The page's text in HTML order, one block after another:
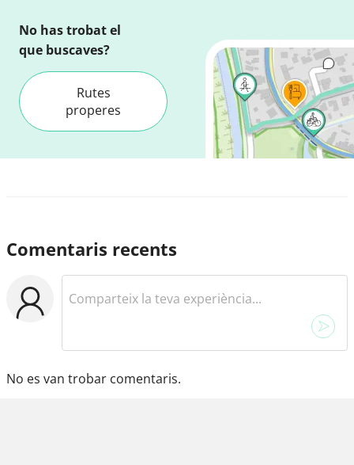
No has trobat el
que buscaves?
Rutes
properes
Comentaris recents
No es van trobar comentaris.